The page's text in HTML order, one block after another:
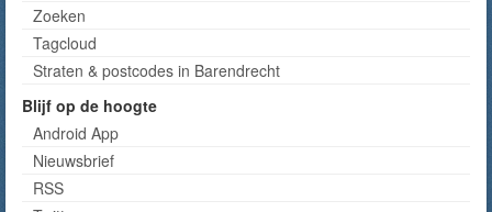
Zoeken
Tagcloud
Straten & postcodes in Barendrecht
Blijf op de hoogte
Android App
Nieuwsbrief
RSS